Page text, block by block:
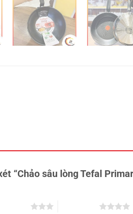
“Chảo sâu lòng Tefal